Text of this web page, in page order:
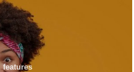
features